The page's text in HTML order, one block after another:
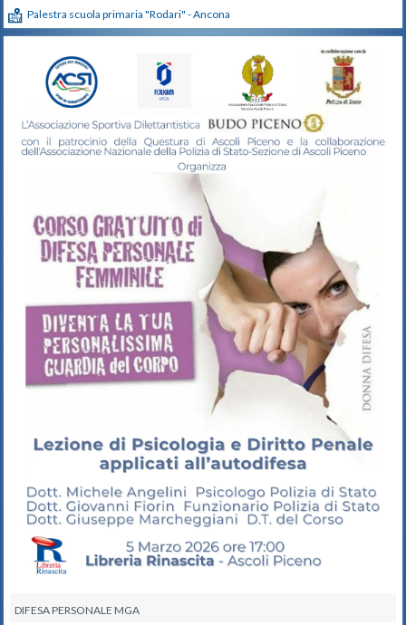
Palestra scuola primaria "Rodari" - Ancona
DIFESA PERSONALE MGA